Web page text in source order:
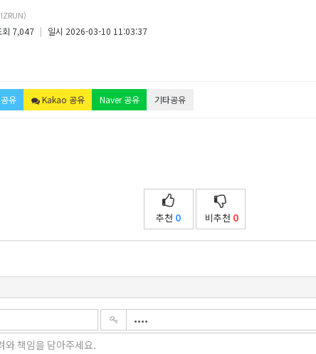
회 7,047 | 일시 2026-03-10 11:03:37
유 Kakao 공유 Naver 공유 기타공유
추천 0 비추천 0